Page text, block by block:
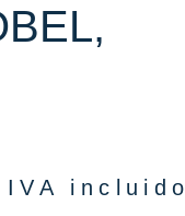
IVA incluido